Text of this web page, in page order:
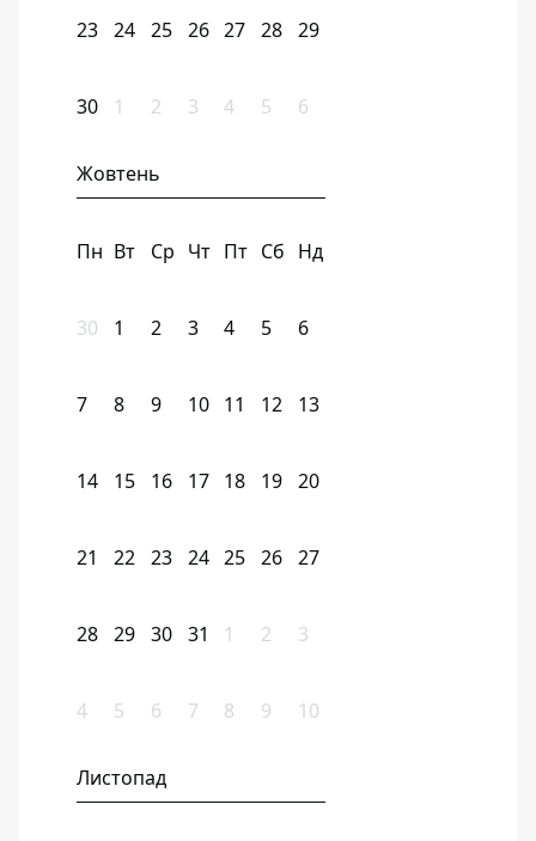
23 24 25 26 27 28 29
30 1 2 3 4 5 6
Жовтень
Пн Вт Ср Чт Пт Сб Нд
30 1 2 3 4 5 6
7 8 9 10 11 12 13
14 15 16 17 18 19 20
21 22 23 24 25 26 27
28 29 30 31 1 2 3
4 5 6 7 8 9 10
Листопад